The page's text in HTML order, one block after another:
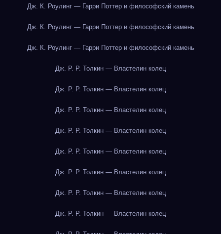
Дж. К. Роулинг — Гарри Поттер и философский камень
Дж. К. Роулинг — Гарри Поттер и философский камень
Дж. К. Роулинг — Гарри Поттер и философский камень
Дж. Р. Р. Толкин — Властелин колец
Дж. Р. Р. Толкин — Властелин колец
Дж. Р. Р. Толкин — Властелин колец
Дж. Р. Р. Толкин — Властелин колец
Дж. Р. Р. Толкин — Властелин колец
Дж. Р. Р. Толкин — Властелин колец
Дж. Р. Р. Толкин — Властелин колец
Дж. Р. Р. Толкин — Властелин колец